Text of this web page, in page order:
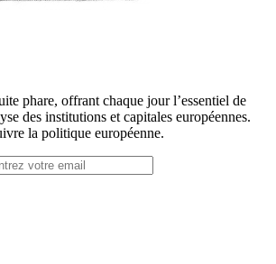
phare, offrant chaque jour l’essentiel de
des institutions et capitales européennes.
la politique européenne.